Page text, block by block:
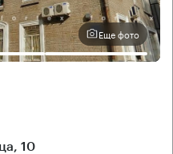
Еще фото
10